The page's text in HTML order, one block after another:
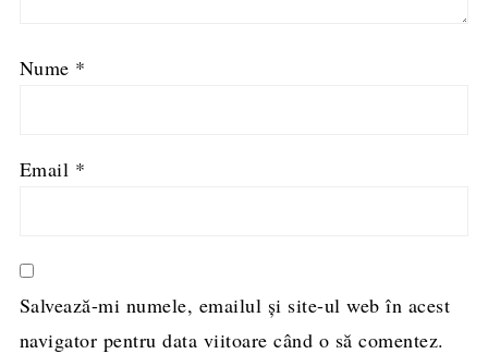
Nume *
Email *
Salvează-mi numele, emailul și site-ul web în acest
navigator pentru data viitoare când o să comentez.